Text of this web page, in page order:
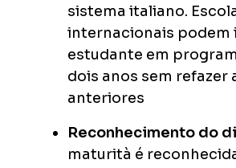
sistema italiano.
internacionais podem
estudante em
dois anos sem refazer
anteriores
Reconhecimento do
maturità é